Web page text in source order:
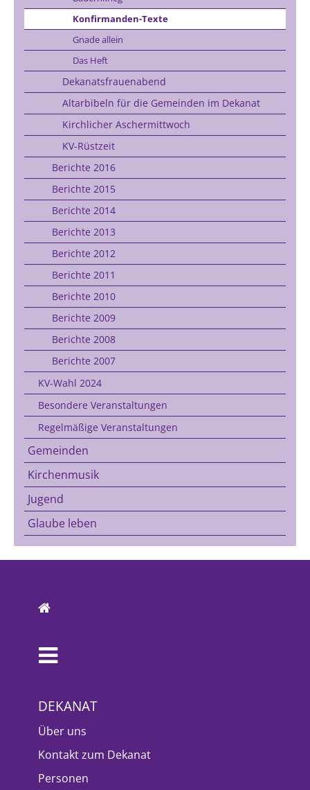
Konfirmanden-Texte
Gnade allein
Das Heft
Dekanatsfrauenabend
Altarbibeln für die Gemeinden im Dekanat
Kirchlicher Aschermittwoch
KV-Rüstzeit
Berichte 2016
Berichte 2015
Berichte 2014
Berichte 2013
Berichte 2012
Berichte 2011
Berichte 2010
Berichte 2009
Berichte 2008
Berichte 2007
KV-Wahl 2024
Besondere Veranstaltungen
Regelmäßige Veranstaltungen
Gemeinden
Kirchenmusik
Jugend
Glaube leben
DEKANAT
Über uns
Kontakt zum Dekanat
Personen